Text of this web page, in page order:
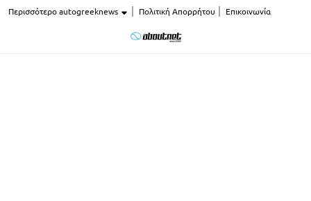
Περισσότερο autogreeknews Πολιτική Απορρήτου Επικοινωνία